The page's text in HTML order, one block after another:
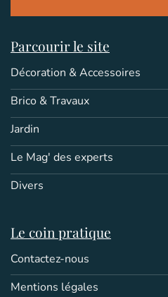
Parcourir le site
Décoration & Accessoires
Brico & Travaux
Jardin
Le Mag' des experts
Divers
Le coin pratique
Contactez-nous
Mentions légales